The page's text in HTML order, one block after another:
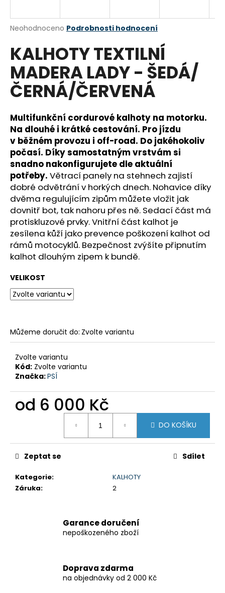
Průměrné
produktu
je
0,0
5
hvězdiček.
Neohodnoceno Podrobnosti hodnocení
KALHOTY TEXTILNÍ
MADERA LADY - ŠEDÁ/
ČERNÁ/ČERVENÁ
Multifunkční cordurové kalhoty na motorku.
Na dlouhé i krátké cestování. Pro jízdu
v běžném provozu i off-road. Do jakéhokoliv
počasí. Díky samostatným vrstvám si
snadno nakonfigurujete dle aktuální
potřeby. Větrací panely na stehnech zajistí
dobré odvětrání v horkých dnech. Nohavice díky
dvěma regulujícím zipům můžete vložit jak
dovnitř bot, tak nahoru přes ně. Sedací část má
protiskluzové prvky. Vnitřní část kalhot je
zesílena kůží jako prevence poškození kalhot od
rámů motocyklů. Bezpečnost zvýšíte připnutím
kalhot dlouhým zipem k bundě.
VELIKOST
Můžeme doručit do: Zvolte variantu
Zvolte variantu
Kód: Zvolte variantu
Značka:PSÍ
od 6 000 Kč
DO KOŠÍKU
Kategorie:
KALHOTY
Záruka: 2
Zeptat se Sdílet
Garance doručení
nepoškozeného zboží
Doprava zdarma
na objednávky od 2 000 Kč
j
t
?
HLEDAT
D
o
p
o
r
u
č
u
j
e
e
'13-
'19
ADVENTURE
(R)
CRUISE
KIT
797,38
Kč